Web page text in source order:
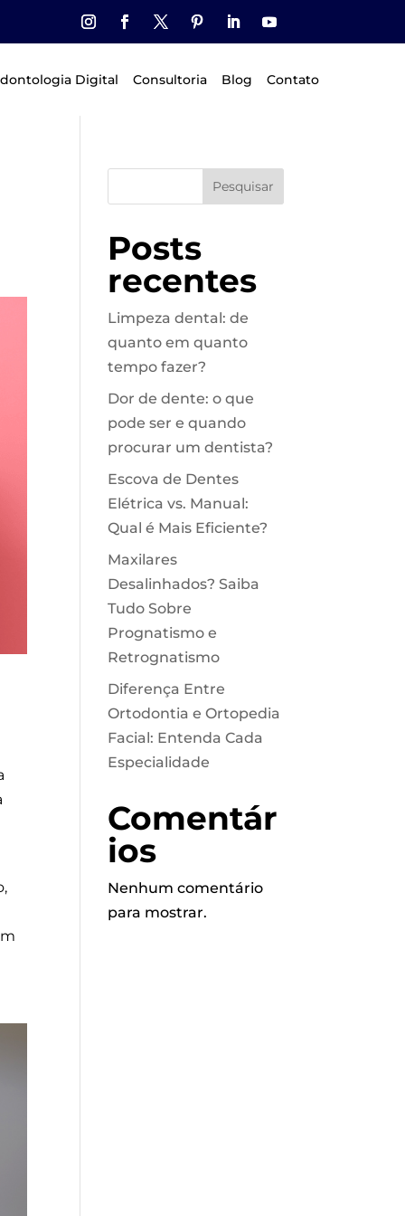
Digital Consultoria Blog Contato
Pesquisar
Posts
recentes
Limpeza dental: de
quanto em quanto
tempo fazer?
Dor de dente: o que
pode ser e quando
procurar um dentista?
Escova de Dentes
Elétrica vs. Manual:
Qual é Mais Eficiente?
Maxilares
Desalinhados? Saiba
Tudo Sobre
Prognatismo e
Retrognatismo
Diferença Entre
Ortodontia e Ortopedia
Facial: Entenda Cada
Especialidade
Comentár
ios
Nenhum comentário
para mostrar.